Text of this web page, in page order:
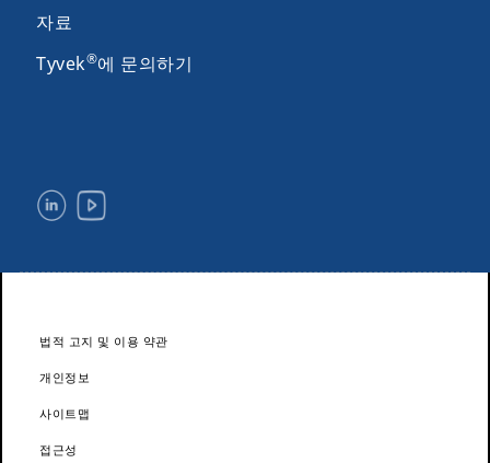
자료
Tyvek®에 문의하기
법적 고지 및 이용 약관
개인정보
사이트맵
접근성